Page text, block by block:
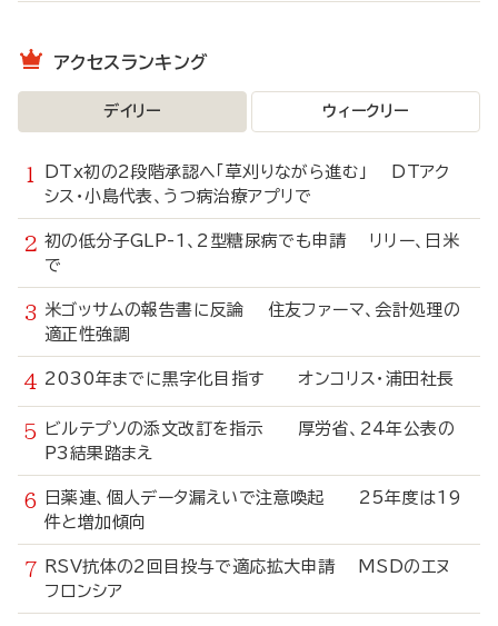
アクセスランキング
デイリー ウィークリー
DTx初の2段階承認へ「草刈りながら進む」 DTアク
シス・小島代表、うつ病治療アプリで
初の低分子GLP-1、2型糖尿病でも申請 リリー、日米
で
米ゴッサムの報告書に反論 住友ファーマ、会計処理の
適正性強調
2030年までに黒字化目指す オンコリス・浦田社長
ビルテプソの添文改訂を指示 厚労省、24年公表の
P3結果踏まえ
日薬連、個人データ漏えいで注意喚起 25年度は19
件と増加傾向
RSV抗体の2回目投与で適応拡大申請 MSDのエヌ
フロンシア